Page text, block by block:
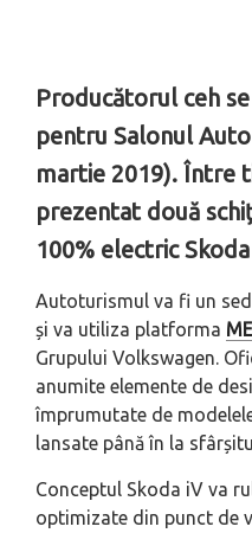
Producătorul ceh
pentru Salonul
martie 2019). Între
prezentat două
100% electric
Autoturismul va fi un
și va utiliza platforma
Grupului Volkswagen.
anumite elemente de
împrumutate de
lansate până în la
Conceptul Skoda iV va
optimizate din punct de